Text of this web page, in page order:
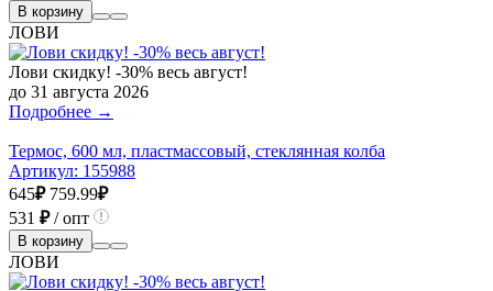
В корзину
ЛОВИ
Лови скидку! -30% весь август!
до 31 августа 2026
Подробнее →
Термос, 600 мл, пластмассовый, стеклянная колба
Артикул: 155988
645₽ 759.99₽
531 ₽/ опт
В корзину
ЛОВИ